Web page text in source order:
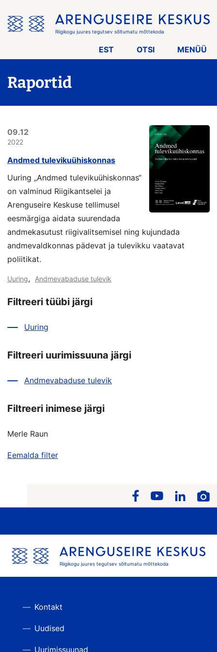
menüü
vahele
Riigikogu juures tegutsev sõltumatu mõttekoda
EST OTSI MENÜÜ
Raportid
09.12
2022
Andmed tulevikuühiskonnas
Uuring „Andmed tulevikuühiskonnas“
on valminud Riigikantselei ja
Arenguseire Keskuse tellimusel
eesmärgiga aidata suurendada
andmekasutust riigivalitsemisel ning kujundada
andmevaldkonnas pädevat ja tulevikku vaatavat
poliitikat.
Uuring, Andmevabaduse tulevik
Filtreeri tüübi järgi
Uuring
Filtreeri uurimissuuna järgi
Andmevabaduse tulevik
Filtreeri inimese järgi
Merle Raun
Eemalda filter
Riigikogu juures tegutsev sõltumatu mõttekoda
Kontakt
Uudised
Uurimissuunad